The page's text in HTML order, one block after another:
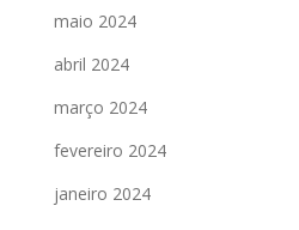
maio 2024
abril 2024
março 2024
fevereiro 2024
janeiro 2024